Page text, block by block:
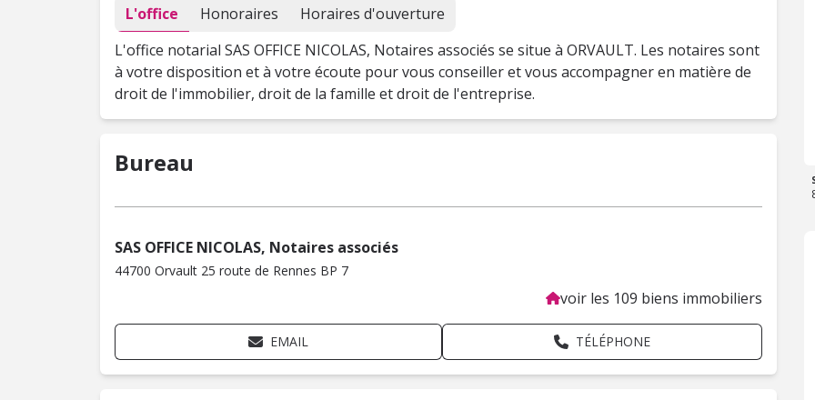
L'office Honoraires
Horaires d'ouverture
L'office notarial SAS OFFICE NICOLAS, Notaires associés se situe à ORVAULT. Les notaires sont
à votre disposition et à votre écoute pour vous conseiller et vous accompagner en matière de
droit de l'immobilier, droit de la famille et droit de l'entreprise.
Bureau
SAS OFFICE NICOLAS, Notaires associés
44700 Orvault 25 route de Rennes BP 7
voir les 109 biens immobiliers
EMAIL TÉLÉPHONE